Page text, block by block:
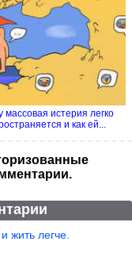
массовая истерия легко
и как ей...
жить легче.